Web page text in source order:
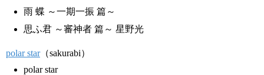
雨 蝶 ～一期一振 篇～
思ふ君 ～審神者 篇～ 星野光
polar star（sakurabi）
polar star